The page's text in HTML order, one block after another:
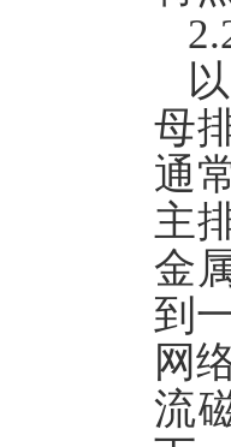
母
通
主
金
到
网
流